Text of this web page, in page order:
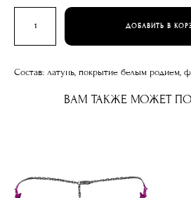
ДОБАВИТЬ В
Состав: латунь, покрытие белым родием,
ВАМ ТАКЖЕ МОЖЕТ